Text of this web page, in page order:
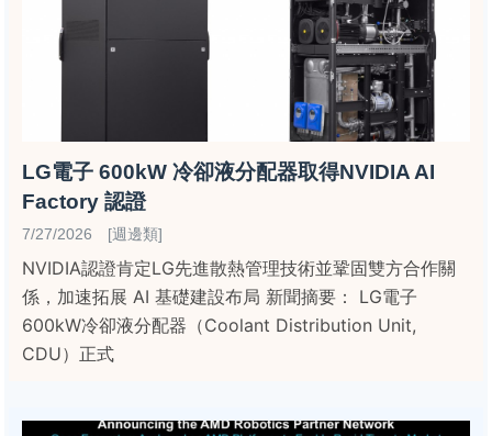
LG電子 600kW 冷卻液分配器取得NVIDIA AI
Factory 認證
7/27/2026 [週邊類]
NVIDIA認證肯定LG先進散熱管理技術並鞏固雙方合作關
係，加速拓展 AI 基礎建設布局 新聞摘要： LG電子
600kW冷卻液分配器（Coolant Distribution Unit,
CDU）正式